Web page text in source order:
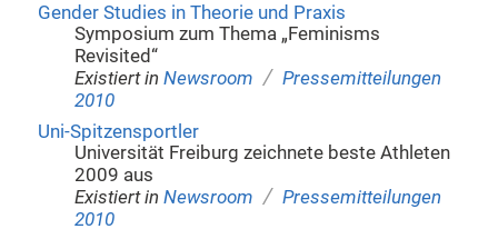
Gender Studies in Theorie und Praxis
Symposium zum Thema „Feminisms
Revisited“
Existiert in Newsroom / Pressemitteilungen
2010
Uni-Spitzensportler
Universität Freiburg zeichnete beste Athleten
2009 aus
Existiert in Newsroom / Pressemitteilungen
2010